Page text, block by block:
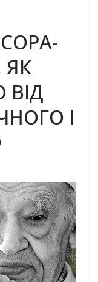
ЯК
ВІД
І